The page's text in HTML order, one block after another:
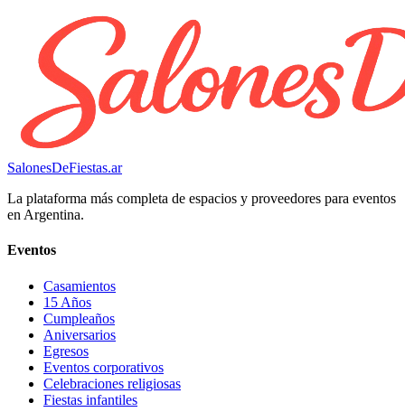
SalonesDeFiestas.ar
La plataforma más completa de espacios y proveedores para eventos
en Argentina.
Eventos
Casamientos
15 Años
Cumpleaños
Aniversarios
Egresos
Eventos corporativos
Celebraciones religiosas
Fiestas infantiles